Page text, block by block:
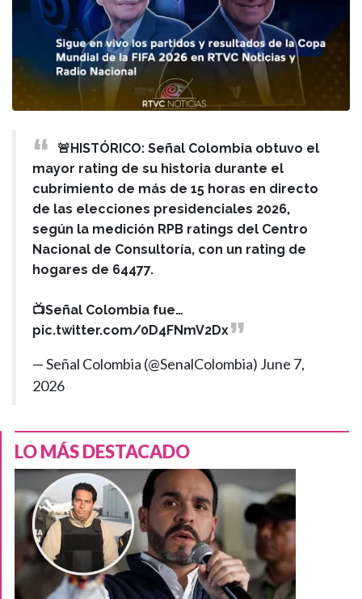
🚨HISTÓRICO: Señal Colombia obtuvo el
mayor rating de su historia durante el
cubrimiento de más de 15 horas en directo
de las elecciones presidenciales 2026,
según la medición RPB ratings del Centro
Nacional de Consultoría, con un rating de
hogares de 64477.
📺Señal Colombia fue…
pic.twitter.com/0D4FNmV2Dx
— Señal Colombia (@SenalColombia) June 7,
2026
LO MÁS DESTACADO